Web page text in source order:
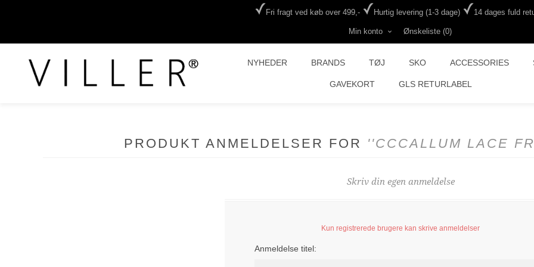
Fri fragt ved køb over 499,- Hurtig levering (1-3 dage) 14 dages fuld
Min konto Ønskeliste (0)
NYHEDER BRANDS TØJ SKO ACCESSORIES
GAVEKORT GLS RETURLABEL
PRODUKT ANMELDELSER FOR CCCALLUM LACE
Skriv din egen anmeldelse
Kun registrerede brugere kan skrive anmeldelser
Anmeldelse titel: